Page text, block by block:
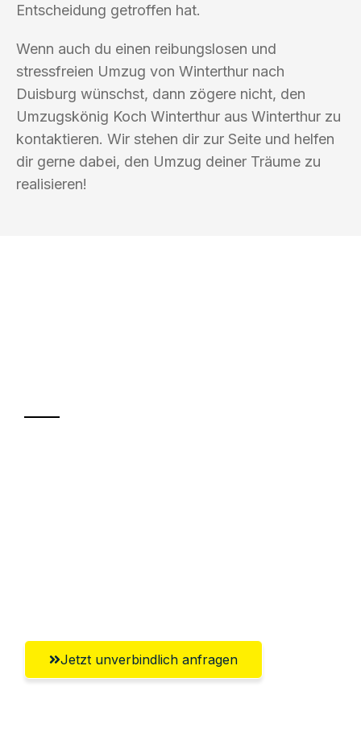
Entscheidung getroffen hat.
Wenn auch du einen reibungslosen und
stressfreien Umzug von Winterthur nach
Duisburg wünschst, dann zögere nicht, den
Umzugskönig Koch Winterthur aus Winterthur zu
kontaktieren. Wir stehen dir zur Seite und helfen
dir gerne dabei, den Umzug deiner Träume zu
realisieren!
Jetzt unverbindlich anfragen